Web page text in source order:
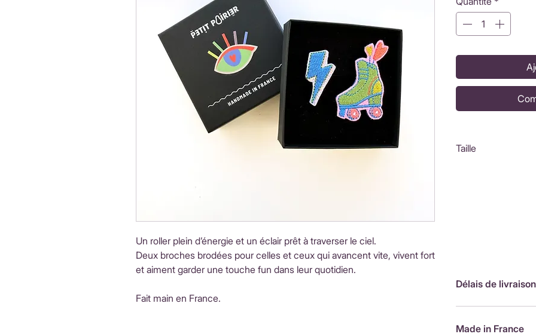
Un roller plein d’énergie et un éclair prêt à traverser le ciel.
Deux broches brodées pour celles et ceux qui avancent vite, vivent fort
et aiment garder une touche fun dans leur quotidien.
Fait main en France.
Taille
Délais de livraison
de livraison : 3,90
Made in France